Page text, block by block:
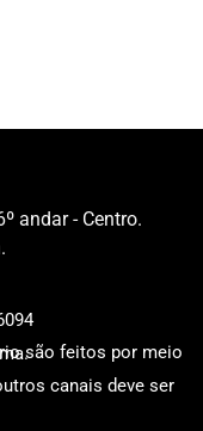
andar - Centro.
a acima.